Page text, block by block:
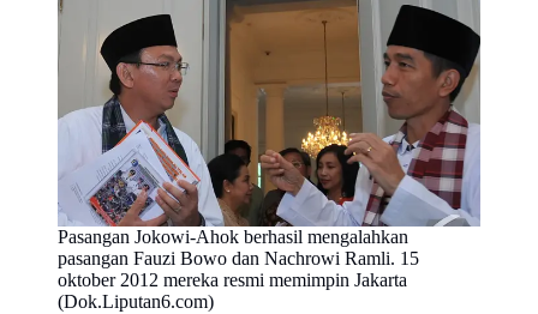
Pasangan Jokowi-Ahok berhasil mengalahkan
pasangan Fauzi Bowo dan Nachrowi Ramli. 15
oktober 2012 mereka resmi memimpin Jakarta
(Dok.Liputan6.com)